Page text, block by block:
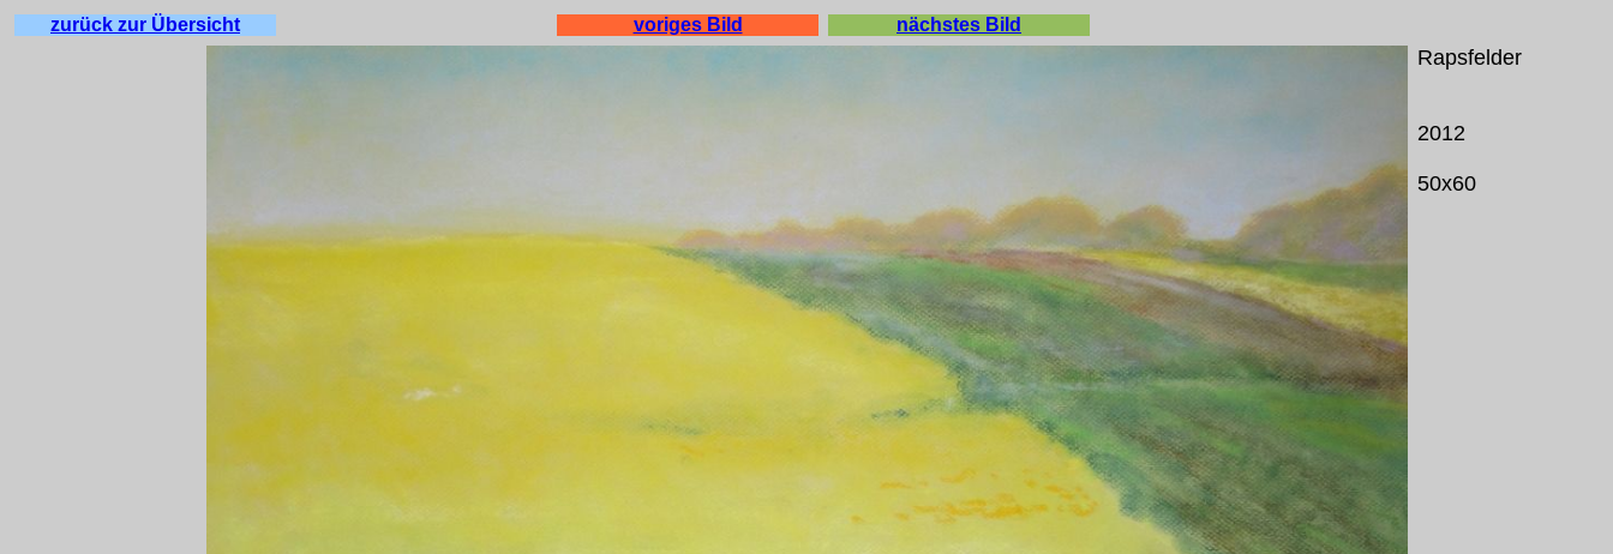
zurück zur Übersicht voriges Bild nächstes Bild
Rapsfelder
2012
50x60